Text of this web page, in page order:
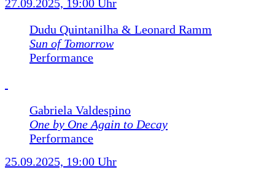
27.09.2025, 19:00 Uhr
Dudu Quintanilha & Leonard Ramm
Sun of Tomorrow
Performance
Gabriela Valdespino
One by One Again to Decay
Performance
25.09.2025, 19:00 Uhr